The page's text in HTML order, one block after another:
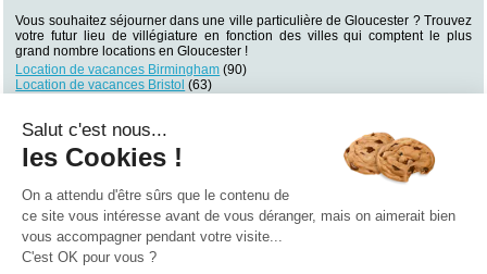
Vous souhaitez séjourner dans une ville particulière de Gloucester ? Trouvez
votre futur lieu de villégiature en fonction des villes qui comptent le plus
grand nombre locations en Gloucester !
Location de vacances Birmingham (90)
Location de vacances Bristol (63)
Location de vacances Leominster
Location de vacances Stratford-upon-Avon
Location de vacances Cardiff
Location de vacances Bristol(36)
Location de vacances Oxford
(36)
Qui sommes nous ? |Contactez-nous
Salut c'est nous...
les Cookies !
On a attendu d'être sûrs que le contenu de
ce site vous intéresse avant de vous déranger, mais on aimerait bien
vous accompagner pendant votre visite...
C'est OK pour vous ?